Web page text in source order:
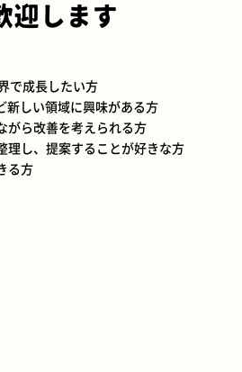
迎します
で成長したい方
新しい領域に興味がある方
がら改善を考えられる方
理し、提案することが好きな方
る方